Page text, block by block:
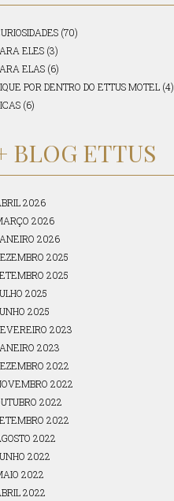
(70)
ELES (3)
ELAS (6)
POR DENTRO DO ETTUS MOTEL (4)
(6)
BLOG ETTUS
2026
2026
2026
2025
2025
2025
2025
2023
2023
2022
2022
2022
2022
2022
2022
2022
2022